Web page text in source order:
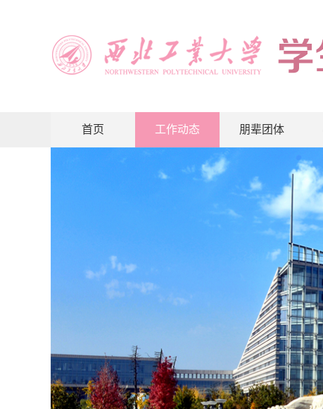
首页 工作动态 朋辈团体